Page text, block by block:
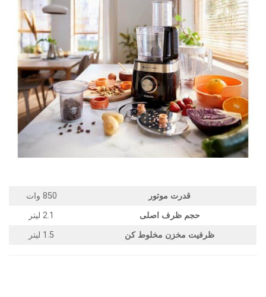
قدرت موتور
850 وات
حجم ظرف اصلی
2.1 لیتر
ظرفیت مخزن مخلوط کن
1.5 لیتر